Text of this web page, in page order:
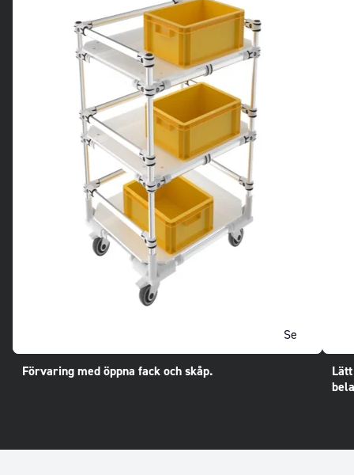
Se
Förvaring med öppna fack och skåp.